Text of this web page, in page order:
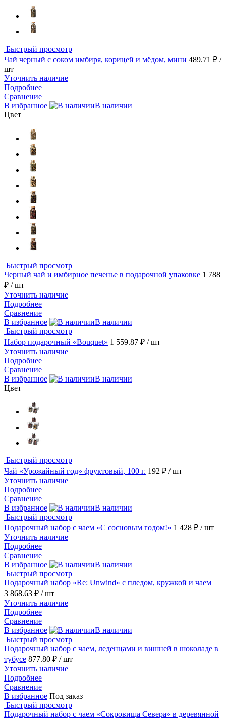
Быстрый просмотр
Чай черный с соком имбиря, корицей и мёдом, мини 489.71 ₽ /
шт
Уточнить наличие
Подробнее
Сравнение
В избранное
В наличии
Цвет
Быстрый просмотр
Черный чай и имбирное печенье в подарочной упаковке 1 788
₽ / шт
Уточнить наличие
Подробнее
Сравнение
В избранное
В наличии
Быстрый просмотр
Набор подарочный «Bouquet» 1 559.87 ₽ / шт
Уточнить наличие
Подробнее
Сравнение
В избранное
В наличии
Цвет
Быстрый просмотр
Чай «Урожайный год» фруктовый, 100 г. 192 ₽ / шт
Уточнить наличие
Подробнее
Сравнение
В избранное
В наличии
Быстрый просмотр
Подарочный набор c чаем «С сосновым годом!» 1 428 ₽ / шт
Уточнить наличие
Подробнее
Сравнение
В избранное
В наличии
Быстрый просмотр
Подарочный набор «Re: Unwind» с пледом, кружкой и чаем
3 868.63 ₽ / шт
Уточнить наличие
Подробнее
Сравнение
В избранное
В наличии
Быстрый просмотр
Подарочный набор с чаем, леденцами и вишней в шоколаде в
тубусе 877.80 ₽ / шт
Уточнить наличие
Подробнее
Сравнение
В избранное Под заказ
Быстрый просмотр
Подарочный набор c чаем «Сокровища Севера» в деревянной